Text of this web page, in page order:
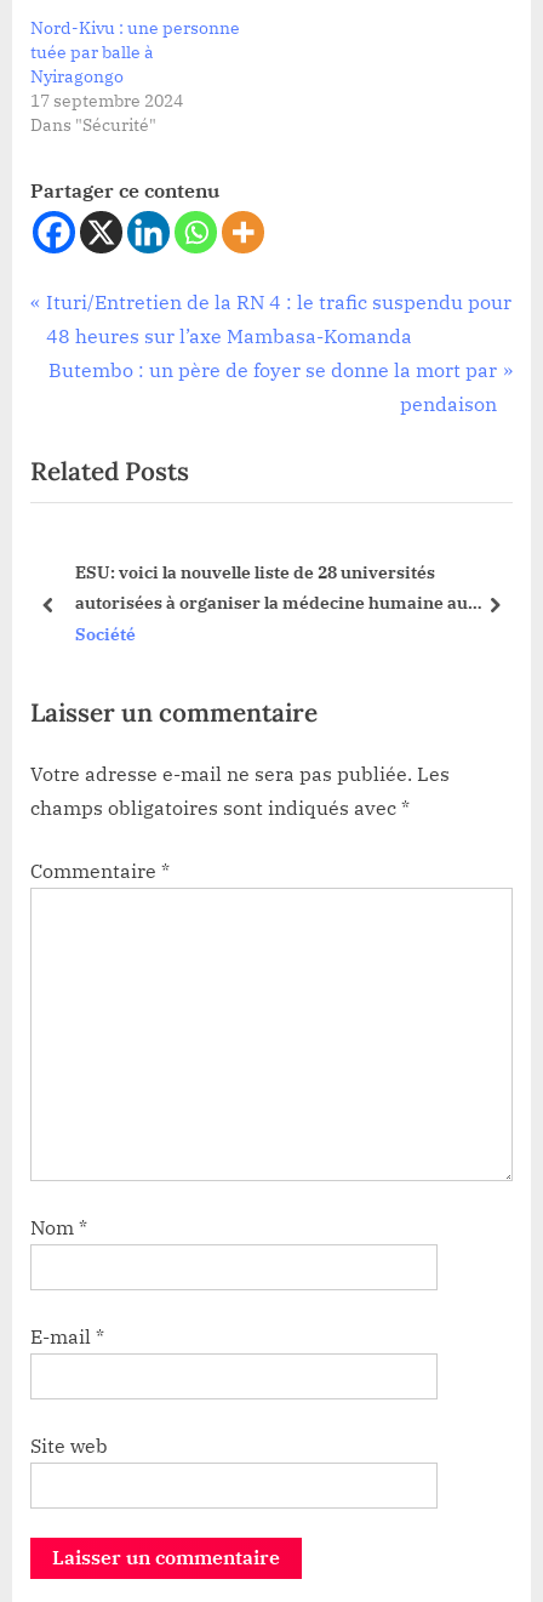
Nord-Kivu : une personne
tuée par balle à
Nyiragongo
17 septembre 2024
Dans "Sécurité"
Partager ce contenu
Société
Navigation
de
P
r
e
o
u
o
:
Ituri/Entretien de la RN 4 : le trafic suspendu pour
48 heures sur l’axe Mambasa-Komanda
N
t
P
t
Butembo : un père de foyer se donne la mort par
pendaison
Related Posts
ESU: voici la nouvelle liste de 28 universités
autorisées à organiser la médecine humaine au
Congo
Société
prev next
Laisser un commentaire
Votre adresse e-mail ne sera pas publiée. Les
champs obligatoires sont indiqués avec *
Commentaire *
Nom *
E-mail *
Site web